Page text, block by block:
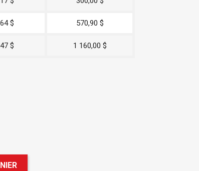
$ 570,90 $
$ 1 160,00 $